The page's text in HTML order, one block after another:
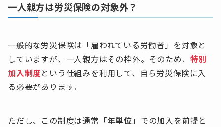
一人親方は労災保険の対象外？
一般的な労災保険は「雇われている労働者」を対象と
していますが、一人親方はその枠外。そのため、 特別
加入制度という仕組みを利用して、自ら労災保険に入
る必要があります。
ただし、この制度は通常「年単位 」での加入を前提と